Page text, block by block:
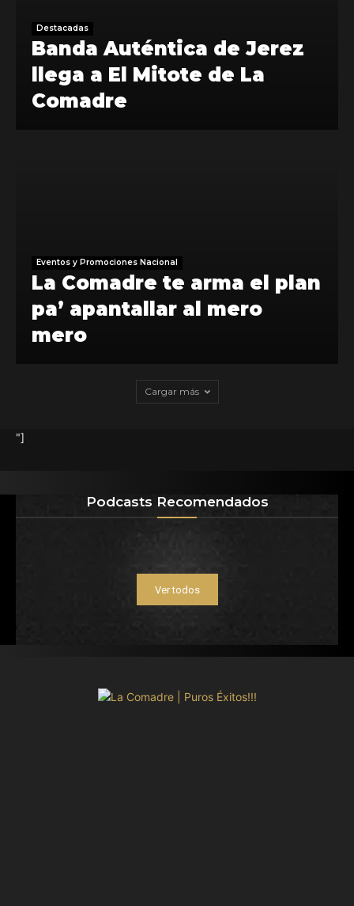
Destacadas
Banda Auténtica de Jerez
llega a El Mitote de La
Comadre
Eventos y Promociones Nacional
La Comadre te arma el plan
pa’ apantallar al mero
mero
Cargar más
"]
Podcasts Recomendados
Ver todos